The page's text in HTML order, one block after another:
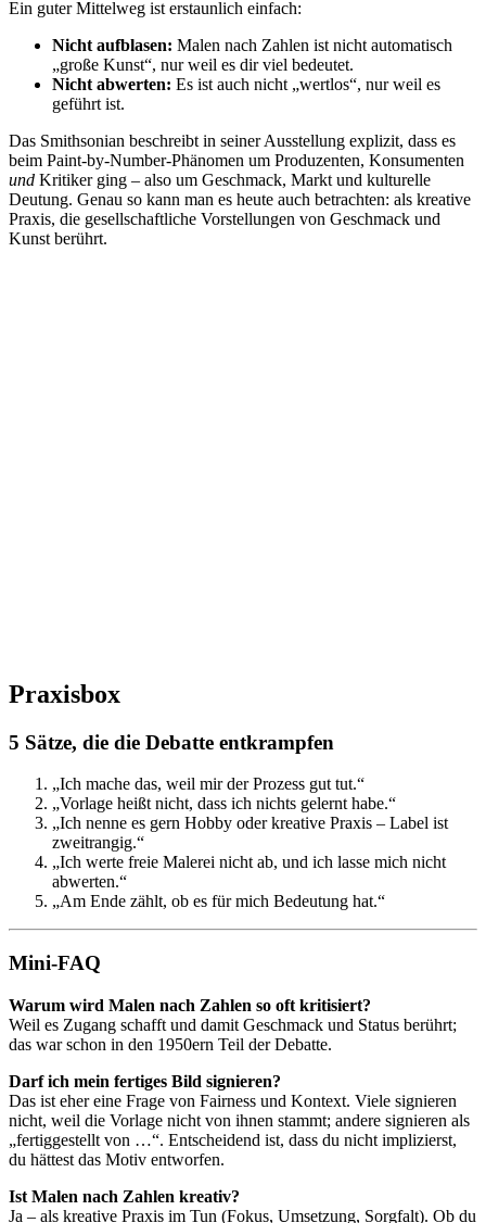
Ein guter Mittelweg ist erstaunlich einfach:
Nicht aufblasen: Malen nach Zahlen ist nicht automatisch
„große Kunst“, nur weil es dir viel bedeutet.
Nicht abwerten: Es ist auch nicht „wertlos“, nur weil es
geführt ist.
Das Smithsonian beschreibt in seiner Ausstellung explizit, dass es
beim Paint-by-Number-Phänomen um Produzenten, Konsumenten
und Kritiker ging – also um Geschmack, Markt und kulturelle
Deutung. Genau so kann man es heute auch betrachten: als kreative
Praxis, die gesellschaftliche Vorstellungen von Geschmack und
Kunst berührt.
Praxisbox
5 Sätze, die die Debatte entkrampfen
„Ich mache das, weil mir der Prozess gut tut.“
„Vorlage heißt nicht, dass ich nichts gelernt habe.“
„Ich nenne es gern Hobby oder kreative Praxis – Label ist
zweitrangig.“
„Ich werte freie Malerei nicht ab, und ich lasse mich nicht
abwerten.“
„Am Ende zählt, ob es für mich Bedeutung hat.“
Mini-FAQ
Warum wird Malen nach Zahlen so oft kritisiert?
Weil es Zugang schafft und damit Geschmack und Status berührt;
das war schon in den 1950ern Teil der Debatte.
Darf ich mein fertiges Bild signieren?
Das ist eher eine Frage von Fairness und Kontext. Viele signieren
nicht, weil die Vorlage nicht von ihnen stammt; andere signieren als
„fertiggestellt von …“. Entscheidend ist, dass du nicht implizierst,
du hättest das Motiv entworfen.
Ist Malen nach Zahlen kreativ?
Ja – als kreative Praxis im Tun (Fokus, Umsetzung, Sorgfalt). Ob du